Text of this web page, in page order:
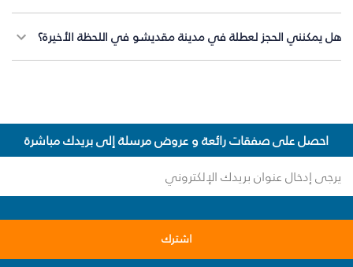
هل يمكنني الحجز لعطلة في مدينة مقديشو في اللحظة الأخيرة؟
احصل على صفقات رائعة و عروض مرسلة إلى بريدك مباشرة
اشترك